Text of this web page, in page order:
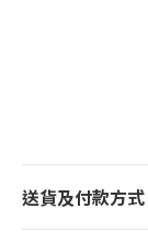
送貨及付款方式